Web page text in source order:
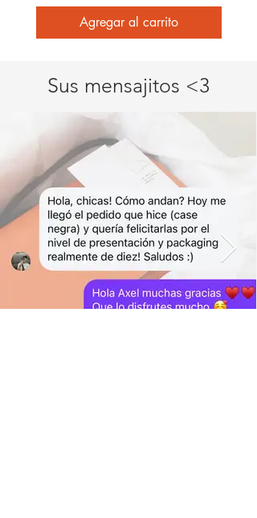
Agregar al carrito
Sus mensajitos <3